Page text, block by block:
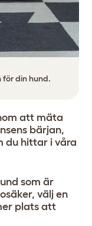
för din hund.
att mäta
bärjan,
du hittar i våra
som är
välj en
plats att